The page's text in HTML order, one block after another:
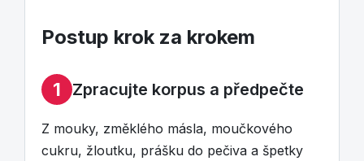
Postup krok za krokem
1 Zpracujte korpus a předpečte
Z mouky, změklého másla, moučkového
cukru, žloutku, prášku do pečiva a špetky